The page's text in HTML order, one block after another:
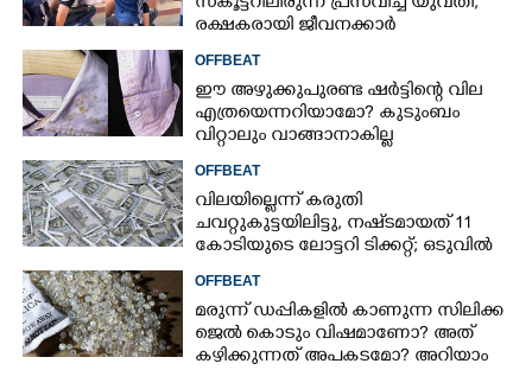
രക്ഷകരായി ജീവനക്കാർ
OFFBEAT
ഈ അഴുക്കുപുരണ്ട ഷർട്ടിന്റെ വില
എത്രയെന്നറിയാമോ? കുടുംബം
വിറ്റാലും വാങ്ങാനാകില്ല
OFFBEAT
വിലയില്ലെന്ന് കരുതി
ചവറ്റുകുട്ടയിലിട്ടു, നഷ്‌ടമായത് 11
കോടിയുടെ ലോട്ടറി ടിക്കറ്റ്; ഒടുവിൽ
OFFBEAT
മരുന്ന് ഡപ്പികളിൽ കാണുന്ന സിലിക്ക
ജെൽ കൊടും വിഷമാണോ? അത്
കഴിക്കുന്നത് അപകടമോ? അറിയാം